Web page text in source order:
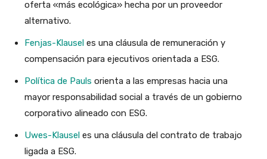
oferta «más ecológica» hecha por un proveedor
alternativo.
Fenjas-Klausel es una cláusula de remuneración y
compensación para ejecutivos orientada a ESG.
Política de Pauls orienta a las empresas hacia una
mayor responsabilidad social a través de un gobierno
corporativo alineado con ESG.
Uwes-Klausel es una cláusula del contrato de trabajo
ligada a ESG.